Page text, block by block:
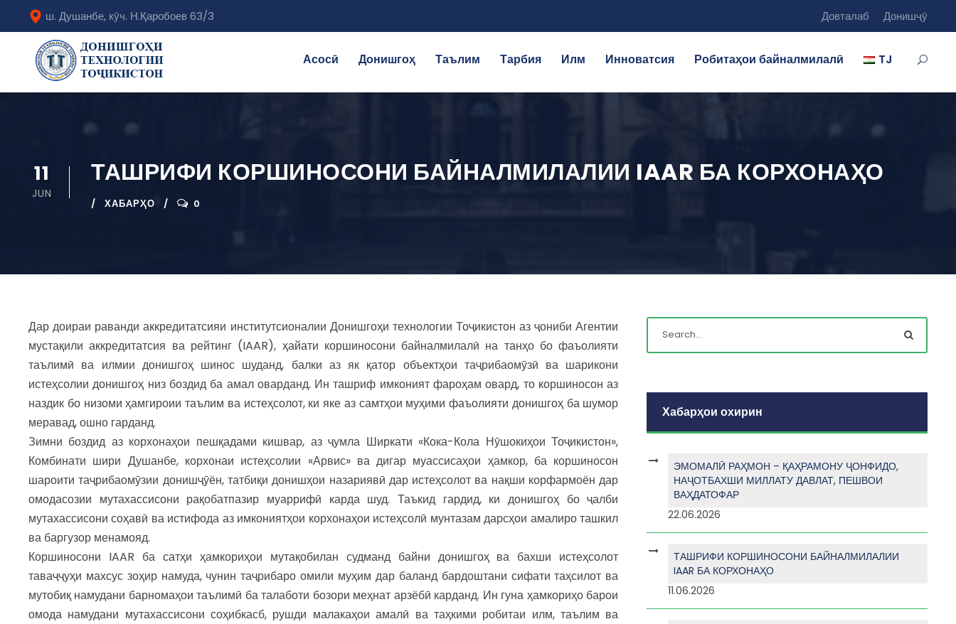
ш. Душанбе, кӯч. Н.Қаробоев 63/3 Довталаб Донишҷӯ
Асосӣ Донишгоҳ Таълим Тарбия Илм Инноватсия Робитаҳои байналмилалӣ TJ
11
JUN
ТАШРИФИ КОРШИНОСОНИ БАЙНАЛМИЛАЛИИ IAAR БА КОРХОНАҲО
ХАБАРҲО 0
Дар доираи раванди аккредитатсияи институтсионалии Донишгоҳи технологии Тоҷикистон аз ҷониби Агентии
мустақили аккредитатсия ва рейтинг (IAAR), ҳайати коршиносони байналмилалӣ на танҳо бо фаъолияти
таълимӣ ва илмии донишгоҳ шинос шуданд, балки аз як қатор объектҳои таҷрибаомӯзӣ ва шарикони
истеҳсолии донишгоҳ низ боздид ба амал оварданд. Ин ташриф имконият фароҳам овард, то коршиносон аз
наздик бо низоми ҳамгироии таълим ва истеҳсолот, ки яке аз самтҳои муҳими фаъолияти донишгоҳ ба шумор
меравад, ошно гарданд.
Зимни боздид аз корхонаҳои пешқадами кишвар, аз ҷумла Ширкати «Кока-Кола Нӯшокиҳои Тоҷикистон»,
Комбинати шири Душанбе, корхонаи истеҳсолии «Арвис» ва дигар муассисаҳои ҳамкор, ба коршиносон
шароити таҷрибаомӯзии донишҷӯён, татбиқи донишҳои назариявӣ дар истеҳсолот ва нақши корфармоён дар
омодасозии мутахассисони рақобатпазир муаррифӣ карда шуд. Таъкид гардид, ки донишгоҳ бо ҷалби
мутахассисони соҳавӣ ва истифода аз имкониятҳои корхонаҳои истеҳсолӣ мунтазам дарсҳои амалиро ташкил
ва баргузор менамояд.
Коршиносони IAAR ба сатҳи ҳамкориҳои мутақобилан судманд байни донишгоҳ ва бахши истеҳсолот
таваҷҷуҳи махсус зоҳир намуда, чунин таҷрибаро омили муҳим дар баланд бардоштани сифати таҳсилот ва
мутобиқ намудани барномаҳои таълимӣ ба талаботи бозори меҳнат арзёбӣ карданд. Ин гуна ҳамкориҳо барои
омода намудани мутахассисони соҳибкасб, рушди малакаҳои амалӣ ва таҳкими робитаи илм, таълим ва
Хабарҳои охирин
ЭМОМАЛӢ РАҲМОН – ҚАҲРАМОНУ ҶОНФИДО,
НАҶОТБАХШИ МИЛЛАТУ ДАВЛАТ, ПЕШВОИ
ВАҲДАТОФАР
22.06.2026
ТАШРИФИ КОРШИНОСОНИ БАЙНАЛМИЛАЛИИ
IAAR БА КОРХОНАҲО
11.06.2026